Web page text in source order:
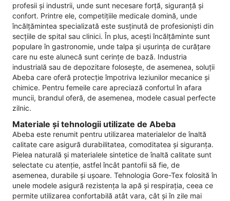
profesii și industrii, unde sunt necesare forță, siguranță și
confort. Printre ele, competițiile medicale domină, unde
încălțămintea specializată este susținută de profesioniști din
secțiile de spital sau clinici. În plus, acești încălțăminte sunt
populare în gastronomie, unde talpa și ușurința de curățare
care nu este alunecă sunt cerințe de bază. Industria
industrială sau de depozitare folosește, de asemenea, soluții
Abeba care oferă protecție împotriva leziunilor mecanice și
chimice. Pentru femeile care apreciază confortul în afara
muncii, brandul oferă, de asemenea, modele casual perfecte
zilnic.
Materiale și tehnologii utilizate de Abeba
Abeba este renumit pentru utilizarea materialelor de înaltă
calitate care asigură durabilitatea, comoditatea și siguranța.
Pielea naturală și materialele sintetice de înaltă calitate sunt
selectate cu atenție, astfel încât pantofii să fie, de
asemenea, durabile și ușoare. Tehnologia Gore-Tex folosită în
unele modele asigură rezistența la apă și respirația, ceea ce
permite utilizarea confortabilă atât vara, cât și în zile mai